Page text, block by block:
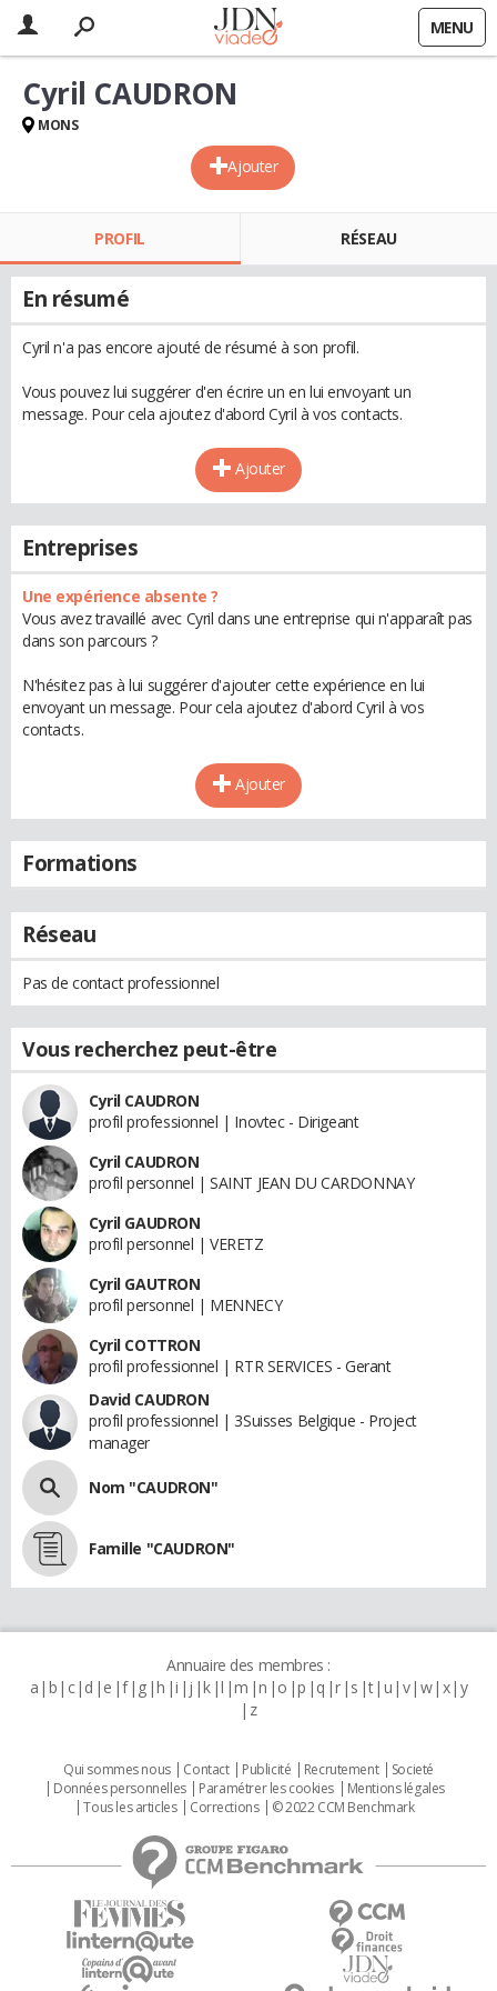
MENU
Ajouter
Cyril CAUDRON
MONS
PROFIL RÉSEAU
En résumé
Cyril n'a pas encore ajouté de résumé à son profil.
Vous pouvez lui suggérer d'en écrire un en lui envoyant un
message. Pour cela ajoutez d'abord Cyril à vos contacts.
Ajouter
Entreprises
Une expérience absente ?
Vous avez travaillé avec Cyril dans une entreprise qui n'apparaît pas
dans son parcours ?
N'hésitez pas à lui suggérer d'ajouter cette expérience en lui
envoyant un message. Pour cela ajoutez d'abord Cyril à vos
contacts.
Ajouter
Formations
Réseau
Pas de contact professionnel
Vous recherchez peut-être
Cyril CAUDRON
profil professionnel | Inovtec - Dirigeant
Cyril CAUDRON
profil personnel | SAINT JEAN DU CARDONNAY
Cyril GAUDRON
profil personnel | VERETZ
Cyril GAUTRON
profil personnel | MENNECY
Cyril COTTRON
profil professionnel | RTR SERVICES - Gerant
David CAUDRON
profil professionnel | 3Suisses Belgique - Project
manager
Nom "CAUDRON"
Famille "CAUDRON"
Annuaire des membres :
a b c d e f g h i j k l m n o p q r s t u v w x y
z
Qui sommes nous Contact Publicité Recrutement
Societé
Données personnelles
Paramétrer les cookies
Mentions légales
Tous les articles
Corrections © 2022 CCM Benchmark